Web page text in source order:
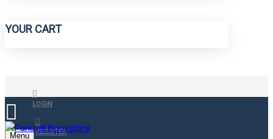
YOUR CART
LOGIN
REGISTER
Menu